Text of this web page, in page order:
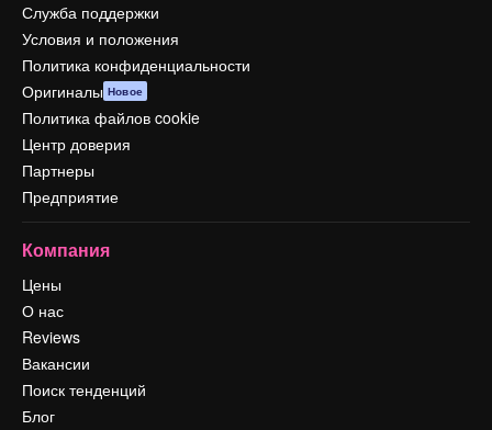
Служба поддержки
Условия и положения
Политика конфиденциальности
Оригиналы Новое
Политика файлов cookie
Центр доверия
Партнеры
Предприятие
Компания
Цены
О нас
Reviews
Вакансии
Поиск тенденций
Блог